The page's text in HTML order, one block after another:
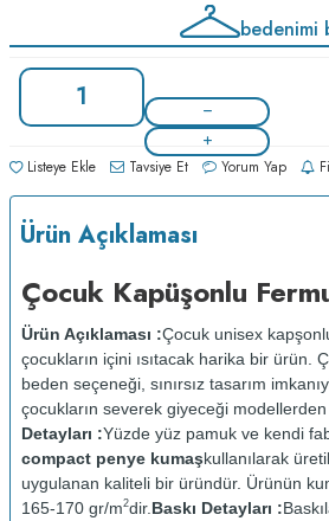
bedenimi
Listeye Ekle Tavsiye Et Yorum Yap
Ürün Açıklaması
Çocuk Kapüşonlu
Ürün Açıklaması :Çocuk unisex
çocukların içini ısıtacak harika bir ürün.
beden seçeneği, sınırsız tasarım
çocukların severek giyeceği modellerden
Detayları :Yüzde yüz pamuk ve kendi
compact penye kumaşkullanılarak
uygulanan kaliteli bir üründür. Ürünün
165-170 gr/m2dir. Baskı Detayları :